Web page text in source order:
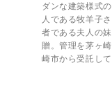
ダンな建築様式
人である牧羊子
者である夫人の
贈。管理を茅ヶ
崎市から受託し